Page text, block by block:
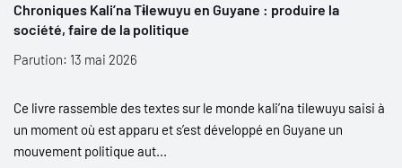
Chroniques Kali’na Tɨlewuyu en Guyane : produire la
société, faire de la politique
Parution: 13 mai 2026
Ce livre rassemble des textes sur le monde kali’na tilewuyu saisi à
un moment où est apparu et s’est développé en Guyane un
mouvement politique aut...